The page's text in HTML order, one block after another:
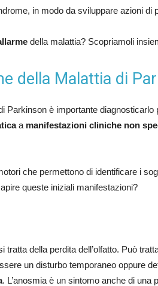
in modo da sviluppare azioni di
della malattia? Scopriamoli
della Malattia di
Parkinson è importante
a manifestazioni cliniche non
che permettono di identificare i
queste iniziali manifestazioni?
tratta della perdita dell’olfatto. Può
un disturbo temporaneo oppure
. L’anosmia è un sintomo anche di una